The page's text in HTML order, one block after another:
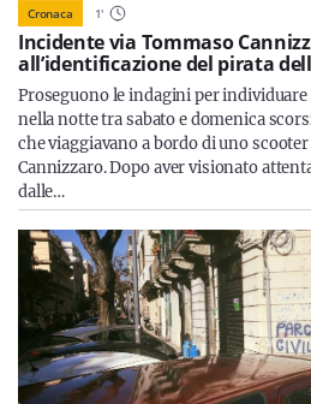
Cronaca 1'
Incidente via Tommaso
all’identificazione del pirata
Proseguono le indagini per
nella notte tra sabato e domenica
che viaggiavano a bordo di uno
Cannizzaro. Dopo aver visionato
dalle…